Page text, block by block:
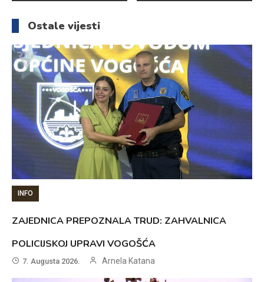
članaka
Ostale vijesti
INFO
ZAJEDNICA PREPOZNALA TRUD: ZAHVALNICA
POLICIJSKOJ UPRAVI VOGOŠĆA
7. Augusta 2026. Arnela Katana